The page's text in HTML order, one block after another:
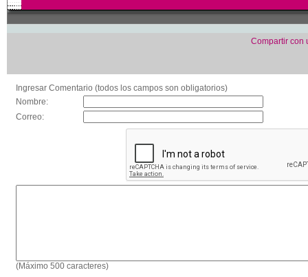
Compartir con
Ingresar Comentario (todos los campos son obligatorios)
Nombre:
Correo:
(Máximo 500 caracteres)